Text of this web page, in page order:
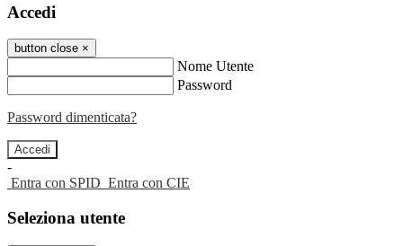
Accedi
button close ×
Nome Utente
Password
Password dimenticata?
-
Entra con SPID Entra con CIE
Seleziona utente